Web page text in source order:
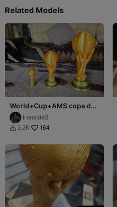
Related Models
World+Cup+AMS copa del
mundo version ams
Ironside2
 2.2K 164